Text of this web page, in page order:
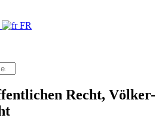
FR
Recht, Völker-